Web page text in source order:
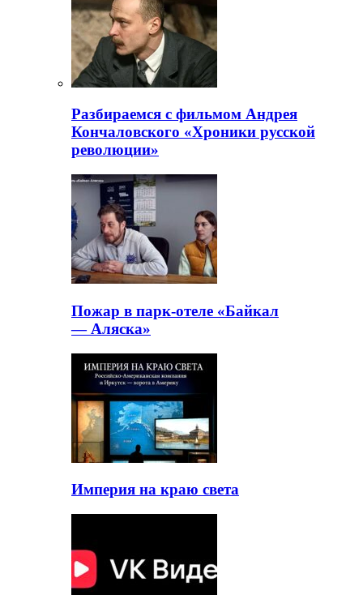
Разбираемся с фильмом Андрея
Кончаловского «Хроники русской
революции»
Пожар в парк-отеле «Байкал
— Аляска»
Империя на краю света